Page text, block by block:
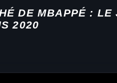
DE MBAPPÉ : LE
2020